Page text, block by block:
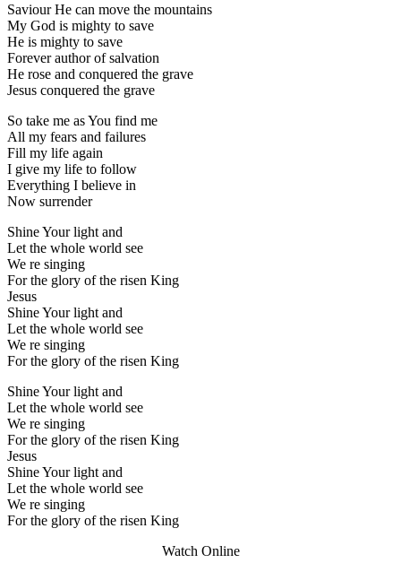
Saviour He can move the mountains
My God is mighty to save
He is mighty to save
Forever author of salvation
He rose and conquered the grave
Jesus conquered the grave
So take me as You find me
All my fears and failures
Fill my life again
I give my life to follow
Everything I believe in
Now surrender
Shine Your light and
Let the whole world see
We re singing
For the glory of the risen King
Jesus
Shine Your light and
Let the whole world see
We re singing
For the glory of the risen King
Shine Your light and
Let the whole world see
We re singing
For the glory of the risen King
Jesus
Shine Your light and
Let the whole world see
We re singing
For the glory of the risen King
Watch Online